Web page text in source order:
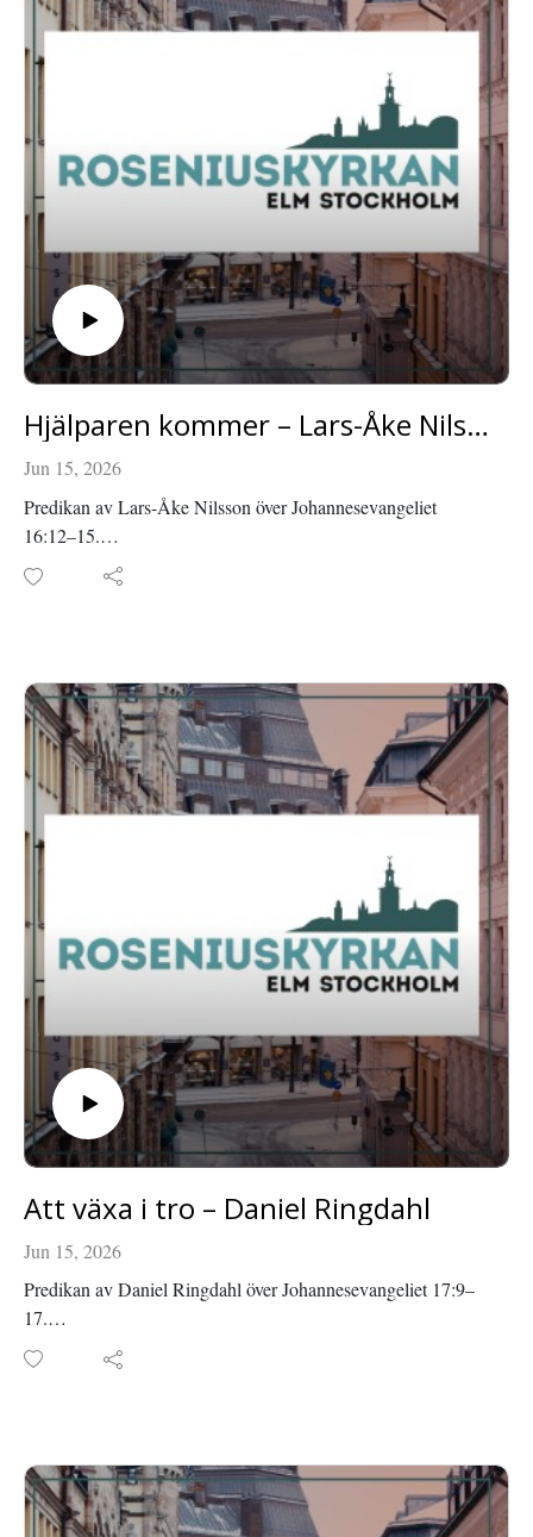
Hjälparen kommer – Lars-Åke Nilsson
Jun 15, 2026
Predikan av Lars-Åke Nilsson över Johannesevangeliet
16:12–15.
Inspelad i Roseniuskyrkan den 17 maj 2026.
Läs mer om Roseniuskyrkan på roseniuskyrkan.se eller
Att växa i tro – Daniel Ringdahl
Jun 15, 2026
Predikan av Daniel Ringdahl över Johannesevangeliet 17:9–
17.
Inspelad i Roseniuskyrkan den 3 maj 2026.
Läs mer om Roseniuskyrkan på roseniuskyrkan.se eller